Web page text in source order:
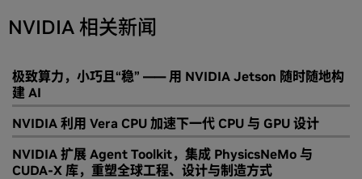
NVIDIA 相关新闻
极致算力，小巧且“稳” —— 用 NVIDIA Jetson 随时随地构
建 AI
NVIDIA 利用 Vera CPU 加速下一代 CPU 与 GPU 设计
NVIDIA 扩展 Agent Toolkit，集成 PhysicsNeMo 与
CUDA-X 库，重塑全球工程、设计与制造方式